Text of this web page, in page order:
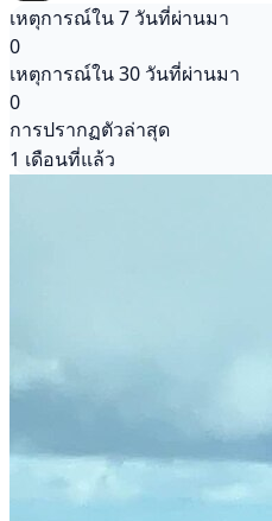
เหตุการณ์ใน 7 วันที่ผ่านมา
0
เหตุการณ์ใน 30 วันที่ผ่านมา
0
การปรากฏตัวล่าสุด
1 เดือนที่แล้ว